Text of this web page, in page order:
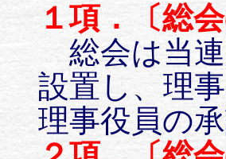
１項．〔総
総会は当連
設置し、理
理事役員の